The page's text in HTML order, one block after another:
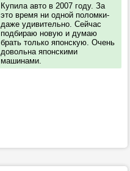
Купила авто в 2007 году. За
это время ни одной поломки-
даже удивительно. Сейчас
подбираю новую и думаю
брать только японскую. Очень
довольна японскими
машинами.